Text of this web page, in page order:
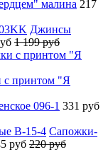
малина 217
Джинсы
1 199 руб
с принтом "Я
096-1 331 руб
Сапожки-
руб 220 руб